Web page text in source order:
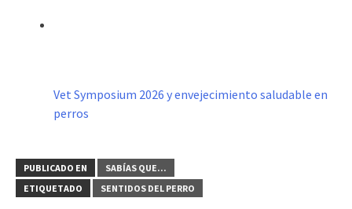
Vet Symposium 2026 y envejecimiento saludable en
perros
PUBLICADO EN
SABÍAS QUE...
ETIQUETADO
SENTIDOS DEL PERRO